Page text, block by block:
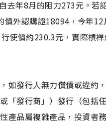
去年8月的阻力273元。
價外認購證18094，今年
使價約230.3元，實際槓桿
如發行人無力償債或違約
「發行商」）發行（包括
產品屬複雜產品，投資者